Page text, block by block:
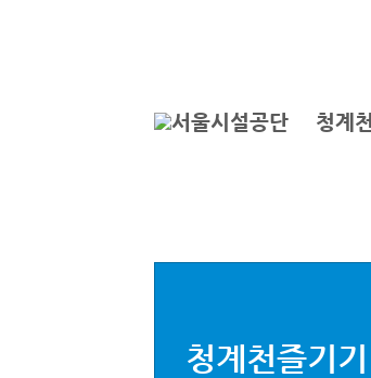
청계천
청계천즐기기